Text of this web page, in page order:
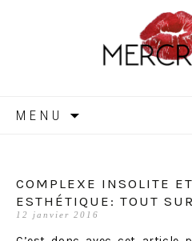
MENU
COMPLEXE INSOLITE
ESTHÉTIQUE: TOUT
12 janvier 2016